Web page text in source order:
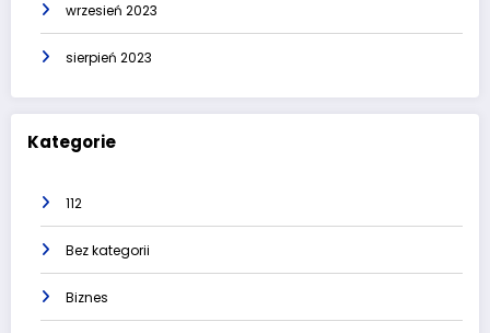
wrzesień 2023
sierpień 2023
Kategorie
112
Bez kategorii
Biznes